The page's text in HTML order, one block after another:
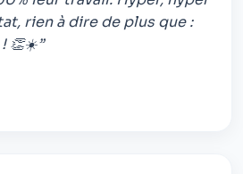
rien à dire de plus que :
👏☀️”